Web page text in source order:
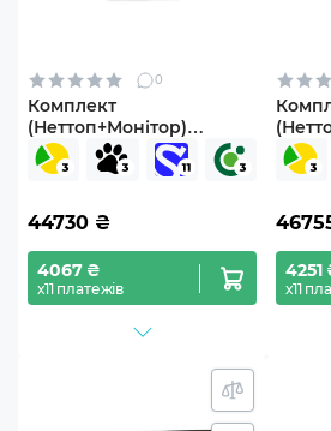
0
Комплект
(Неттоп+Монітор)
ARTLINE Business B12
Windows 11 Pro
44730 ₴
4067 ₴
х11 платежів
4251
х11